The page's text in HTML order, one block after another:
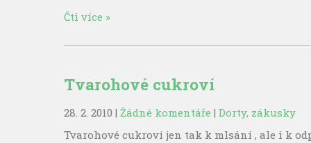
Čti více »
Tvarohové cukroví
28. 2. 2010 | Žádné komentáře | Dorty, zákusky
Tvarohové cukroví jen tak k mlsání , ale i k